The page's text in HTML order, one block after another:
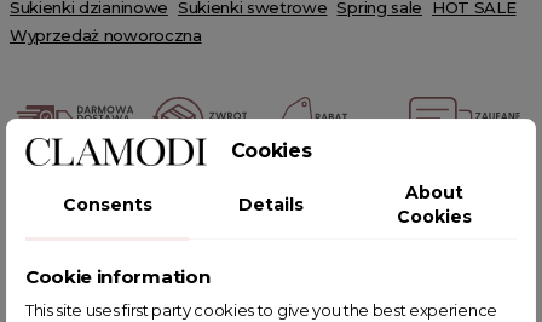
Sukienki dzianinowe Sukienki swetrowe Spring sale
HOT SALE
Wyprzedaż noworoczna
Cookies
Consents Details
About
Cookies
Cookie information
This site uses first party cookies to give you the best experience